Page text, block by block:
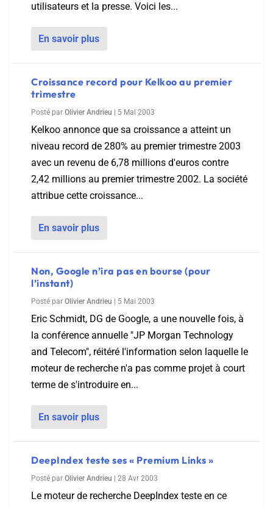
utilisateurs et la presse. Voici les...
En savoir plus
Croissance record pour Kelkoo au premier
trimestre
Posté par Olivier Andrieu 5 Mai 2003
Kelkoo annonce que sa croissance a atteint un
niveau record de 280% au premier trimestre 2003
avec un revenu de 6,78 millions d'euros contre
2,42 millions au premier trimestre 2002. La société
attribue cette croissance...
En savoir plus
Non, Google n’ira pas en bourse (pour
l’instant)
Posté par Olivier Andrieu 5 Mai 2003
Eric Schmidt, DG de Google, a une nouvelle fois, à
la conférence annuelle "JP Morgan Technology
and Telecom", réitéré l'information selon laquelle le
moteur de recherche n'a pas comme projet à court
terme de s'introduire en...
En savoir plus
DeepIndex teste ses « Premium Links »
Posté par Olivier Andrieu 28 Avr 2003
Le moteur de recherche DeepIndex teste en ce